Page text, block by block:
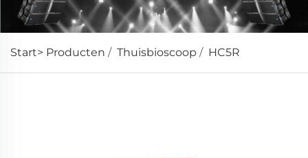
Start> Producten / Thuisbioscoop / HC5R